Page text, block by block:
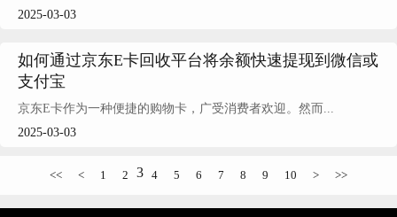
2025-03-03
如何通过京东E卡回收平台将余额快速提现到微信或
支付宝
京东E卡作为一种便捷的购物卡，广受消费者欢迎。然而...
2025-03-03
<< < 1 2 3 4 5 6 7 8 9 10 > >>